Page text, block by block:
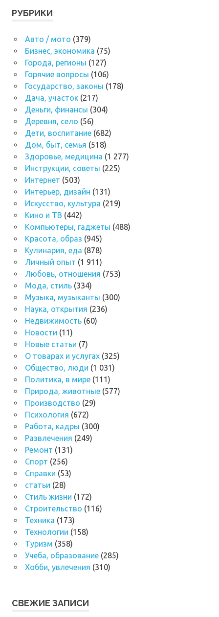
РУБРИКИ
Авто / мото (379)
Бизнес, экономика (75)
Города, регионы (127)
Горячие вопросы (106)
Государство, законы (178)
Дача, участок(217)
Деньги, финансы (304)
Деревня, село (56)
Дети, воспитание(682)
Дом, быт, семья (518)
Здоровье, медицина (1 277)
Инструкции, советы (225)
Интернет (503)
Интерьер, дизайн (131)
Искусство, культура (219)
Кино и ТВ (442)
Компьютеры, гаджеты (488)
Красота, образ (945)
Кулинария, еда (878)
Личный опыт (1 911)
Любовь, отношения (753)
Мода, стиль(334)
Музыка, музыканты (300)
Наука, открытия (236)
Недвижимость(60)
Новости (11)
Новые статьи (7)
О товарах и услугах(325)
Общество, люди (1 031)
Политика, в мире(111)
Природа, животные(577)
Производство (29)
Психология (672)
Работа, кадры (300)
Развлечения (249)
Ремонт (131)
Спорт (256)
Справки (53)
статьи (28)
Стиль жизни (172)
Строительство (116)
Техника (173)
Технологии (158)
Туризм (358)
Учеба, образование(285)
Хобби, увлечения (310)
СВЕЖИЕ ЗАПИСИ